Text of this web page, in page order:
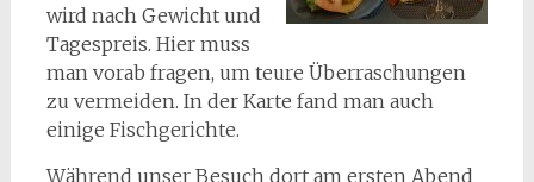
wird nach Gewicht und
Tagespreis. Hier muss
man vorab fragen, um teure Überraschungen
zu vermeiden. In der Karte fand man auch
einige Fischgerichte.
Während unser Besuch dort am ersten Abend